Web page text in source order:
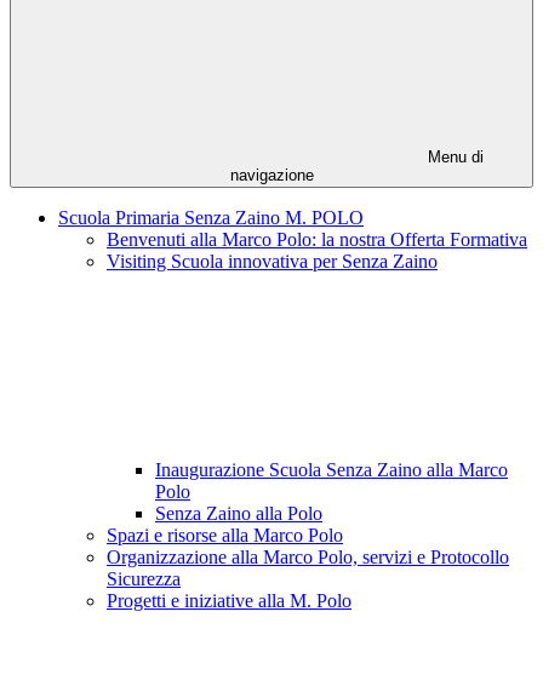
Menu di
navigazione
Scuola Primaria Senza Zaino M. POLO
Benvenuti alla Marco Polo: la nostra Offerta Formativa
Visiting Scuola innovativa per Senza Zaino
Inaugurazione Scuola Senza Zaino alla Marco
Polo
Senza Zaino alla Polo
Spazi e risorse alla Marco Polo
Organizzazione alla Marco Polo, servizi e Protocollo
Sicurezza
Progetti e iniziative alla M. Polo